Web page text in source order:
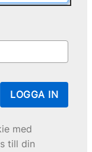
LOGGA IN
med
till din